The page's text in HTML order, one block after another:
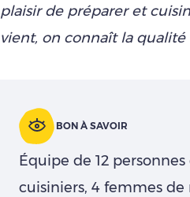
plaisir de préparer et
vient, on connaît la qualité
BON À SAVOIR
Équipe de 12
cuisiniers, 4 femmes de